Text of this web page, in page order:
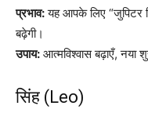
प्रभाव:यह आपके लिए “जुपिटर
बढ़ेगी।
उपाय: आत्मविश्वास बढ़ाएँ, नया
सिंह (Leo)